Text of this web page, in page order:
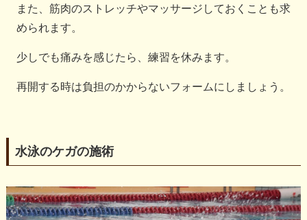
また、筋肉のストレッチやマッサージしておくことも求
められます。
少しでも痛みを感じたら、練習を休みます。
再開する時は負担のかからないフォームにしましょう。
水泳のケガの施術